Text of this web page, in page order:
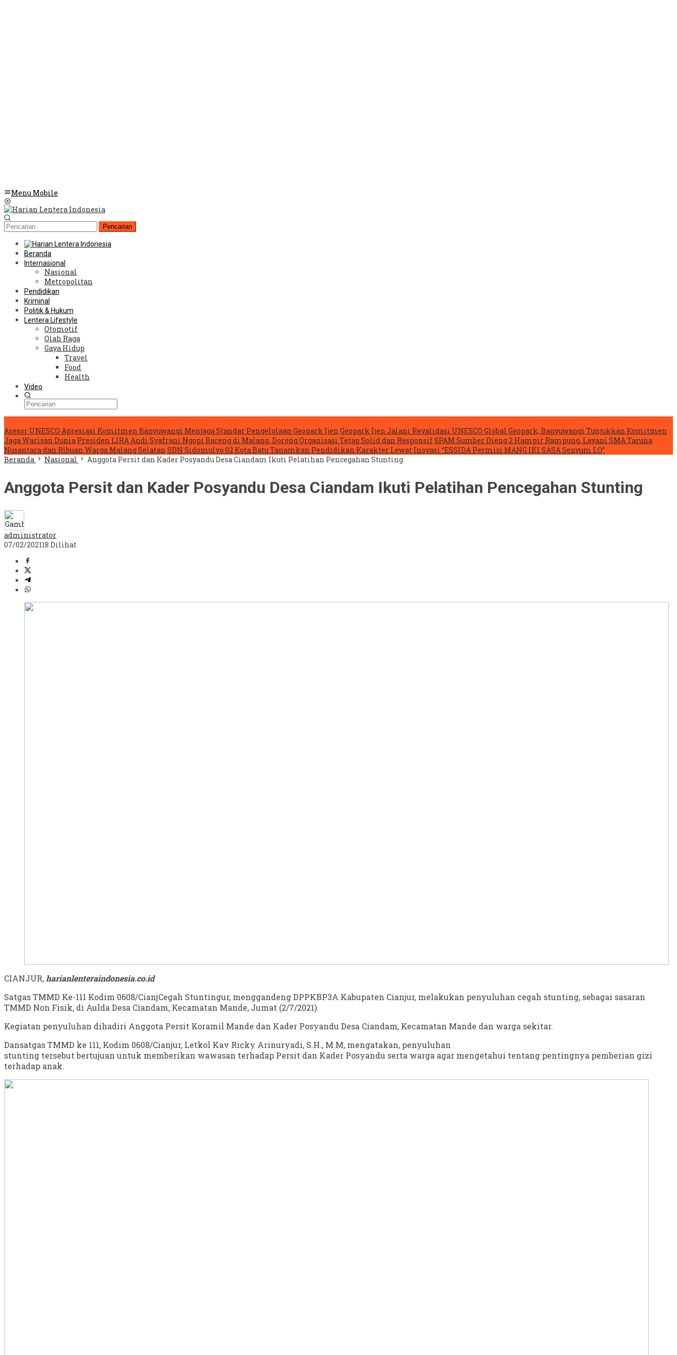
Menu Mobile
Pencarian
Beranda
Internasional
Nasional
Metropolitan
Pendidikan
Kriminal
Politik & Hukum
Lentera Lifestyle
Otomotif
Olah Raga
Gaya Hidup
Travel
Food
Health
Video
Asesor UNESCO Apresiasi Komitmen Banyuwangi Menjaga Standar Pengelolaan Geopark Ijen Geopark Ijen Jalani Revalidasi UNESCO Global Geopark, Banyuwangi Tunjukkan Komitmen
Jaga Warisan Dunia Presiden LIRA Andi Syafrani Ngopi Bareng di Malang, Dorong Organisasi Tetap Solid dan ResponsifSPAM Sumber Dieng 2 Hampir Rampung, Layani SMA Taruna
Nusantara dan Ribuan Warga Malang Selatan SDN Sidomulyo 02 Kota Batu Tanamkan Pendidikan Karakter Lewat Inovasi “ESSIDA Permisi MANG IKI SASA Senyum LO”
Beranda
Nasional Anggota Persit dan Kader Posyandu Desa Ciandam Ikuti Pelatihan Pencegahan Stunting
Anggota Persit dan Kader Posyandu Desa Ciandam Ikuti Pelatihan Pencegahan Stunting
administrator
07/02/202118 Dilihat
CIANJUR,harianlenteraindonesia.co.id
Satgas TMMD Ke-111 Kodim 0608/CianjCegah Stuntingur, menggandeng DPPKBP3A Kabupaten Cianjur, melakukan penyuluhan cegah stunting, sebagai sasaran
TMMD Non Fisik, di Aulda Desa Ciandam, Kecamatan Mande, Jumat (2/7/2021).
Kegiatan penyuluhan dihadiri Anggota Persit Koramil Mande dan Kader Posyandu Desa Ciandam, Kecamatan Mande dan warga sekitar.
Dansatgas TMMD ke 111, Kodim 0608/Cianjur, Letkol Kav Ricky Arinuryadi, S.H., M.M, mengatakan, penyuluhan
stunting tersebut bertujuan untuk memberikan wawasan terhadap Persit dan Kader Posyandu serta warga agar mengetahui tentang pentingnya pemberian gizi
terhadap anak.